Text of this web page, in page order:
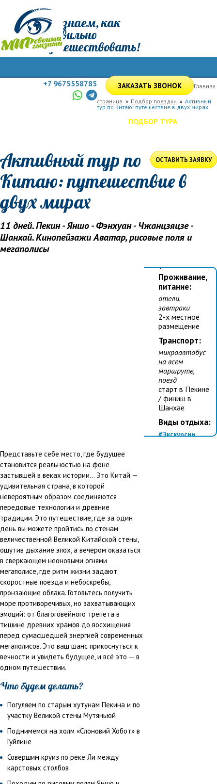
Мы знаем, как
правильно
путешествовать!
+7 9675558785
ЗАКАЗАТЬ ЗВОНОК
ПОДБОР ТУРА
ОСТАВИТЬ ЗАЯВКУ
Главная
страница Подбор поездки
Активный
тур по Китаю: путешествие в двух мирах
Активный тур по
Китаю: путешествие в
двух мирах
11 дней. Пекин - Яншо - Фэнхуан - Чжанцзяцзе -
Шанхай. Кинопейзажи Аватар, рисовые поля и
мегаполисы
Даты:20.09 -
30.09, 19.10 -
29.10
$
Проживание,
питание:
отели,
завтраки
2-х местное
размещение
Транспорт:
микроавтобус
на всем
маршруте,
поезд
старт в Пекине
/ финиш в
Шанхае
Виды отдыха:
#Экскурсии
Представьте себе место, где будущее
становится реальностью на фоне
застывшей в веках истории... Это Китай —
удивительная страна, в которой
невероятным образом соединяются
передовые технологии и древние
традиции. Это путешествие, где за один
день вы можете пройтись по стенам
величественной Великой Китайской стены,
ощутив дыхание эпох, а вечером оказаться
в сверкающем неоновыми огнями
мегаполисе, где ритм жизни задают
скоростные поезда и небоскребы,
пронзающие облака. Готовьтесь получить
море противоречивых, но захватывающих
эмоций: от благоговейного трепета в
тишине древних храмов до восхищения
перед сумасшедшей энергией современных
мегаполисов. Это ваш шанс прикоснуться к
вечности и увидеть будущее, и всё это — в
одном путешествии.
Что будем делать?
Погуляем по старым хутунам Пекина и по
участку Великой стены Мутяньюй
Поднимемся на холм «Слоновий Хобот» в
Гуйлине
Совершим круиз по реке Ли между
карстовых столбов